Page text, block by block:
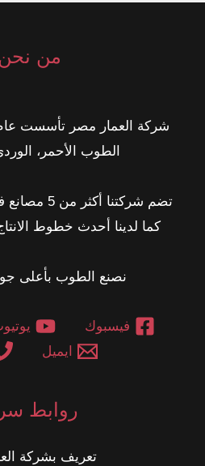
من
الطوب الأحمر،
تضم شركتنا
كما لدينا أحدث خطوط
نصنع الطوب بأعلى
فيسبوك
ايميل
روابط
تعريف بشركة